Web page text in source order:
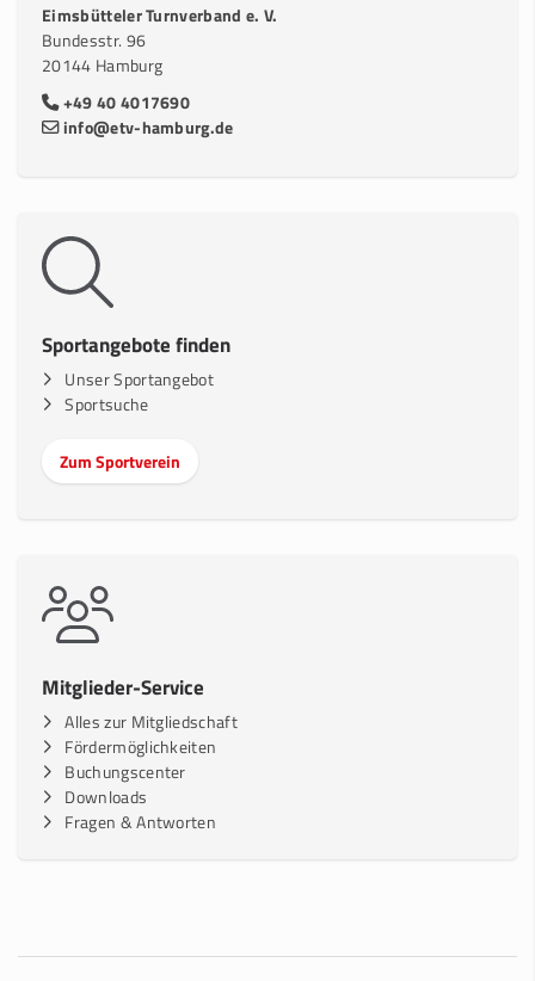
Eimsbütteler Turnverband e. V.
Bundesstr. 96
20144 Hamburg
+49 40 4017690
info@etv-hamburg.de
Sportangebote finden
Unser Sportangebot
Sportsuche
Zum Sportverein
Mitglieder-Service
Alles zur Mitgliedschaft
Fördermöglichkeiten
Buchungscenter
Downloads
Fragen & Antworten